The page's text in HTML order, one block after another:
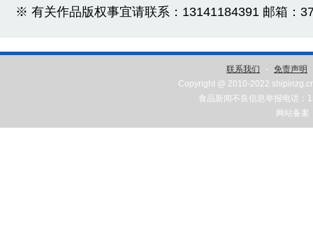
※ 有关作品版权事宜请联系：13141184391 邮箱：
联系我们 - 免责声明
Copyright @ 2010-2022
食品新闻不良信息举报电话：
网站备案